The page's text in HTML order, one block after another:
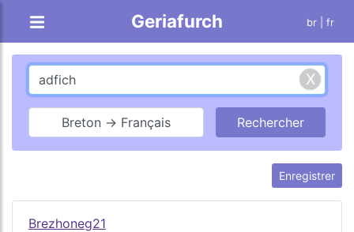
Geriafurch br | fr
Breton → Français
Enregistrer
Brezhoneg21